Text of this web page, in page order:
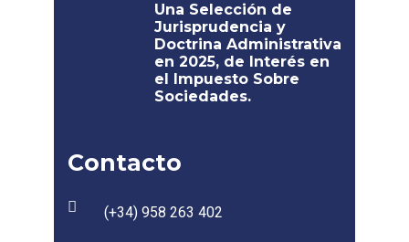
Una Selección de
Jurisprudencia y
Doctrina Administrativa
en 2025, de Interés en
el Impuesto Sobre
Sociedades.
Contacto
(+34) 958 263 402